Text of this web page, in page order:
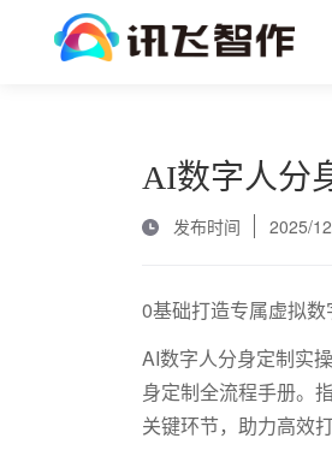
AI数字人分
发布时间 2025/
0基础打造专属虚拟数
AI数字人分身定制实
身定制全流程手册。
关键环节，助力高效